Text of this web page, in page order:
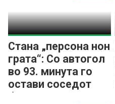
Стана „персона нон
грата“: Со автогол
во 93. минута го
остави соседот
без шанси за СП!